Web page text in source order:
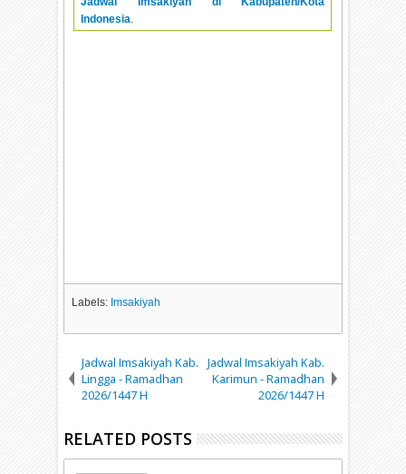
Indonesia
Labels: Imsakiyah
Jadwal Imsakiyah Kab.
Lingga - Ramadhan
2026/1447 H
Jadwal Imsakiyah Kab.
Karimun - Ramadhan
2026/1447 H
RELATED POSTS